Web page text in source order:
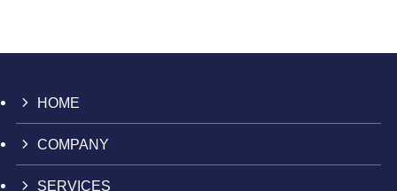
HOME
COMPANY
SERVICES